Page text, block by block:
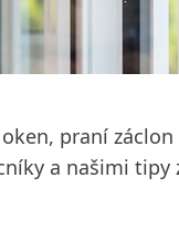
praní záclon
a našimi tipy